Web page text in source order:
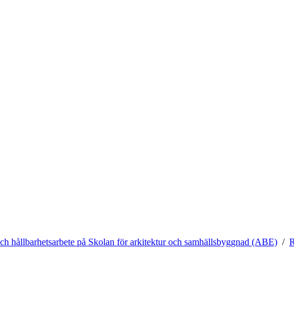
hållbarhetsarbete på Skolan för arkitektur och samhällsbyggnad (ABE)